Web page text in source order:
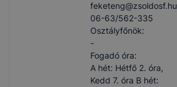
feketeng​@zsoldosf.hu
06-63/562-335
Osztályfőnök:
-
Fogadó óra:
A hét: Hétfő 2. óra,
Kedd 7. óra B hét: